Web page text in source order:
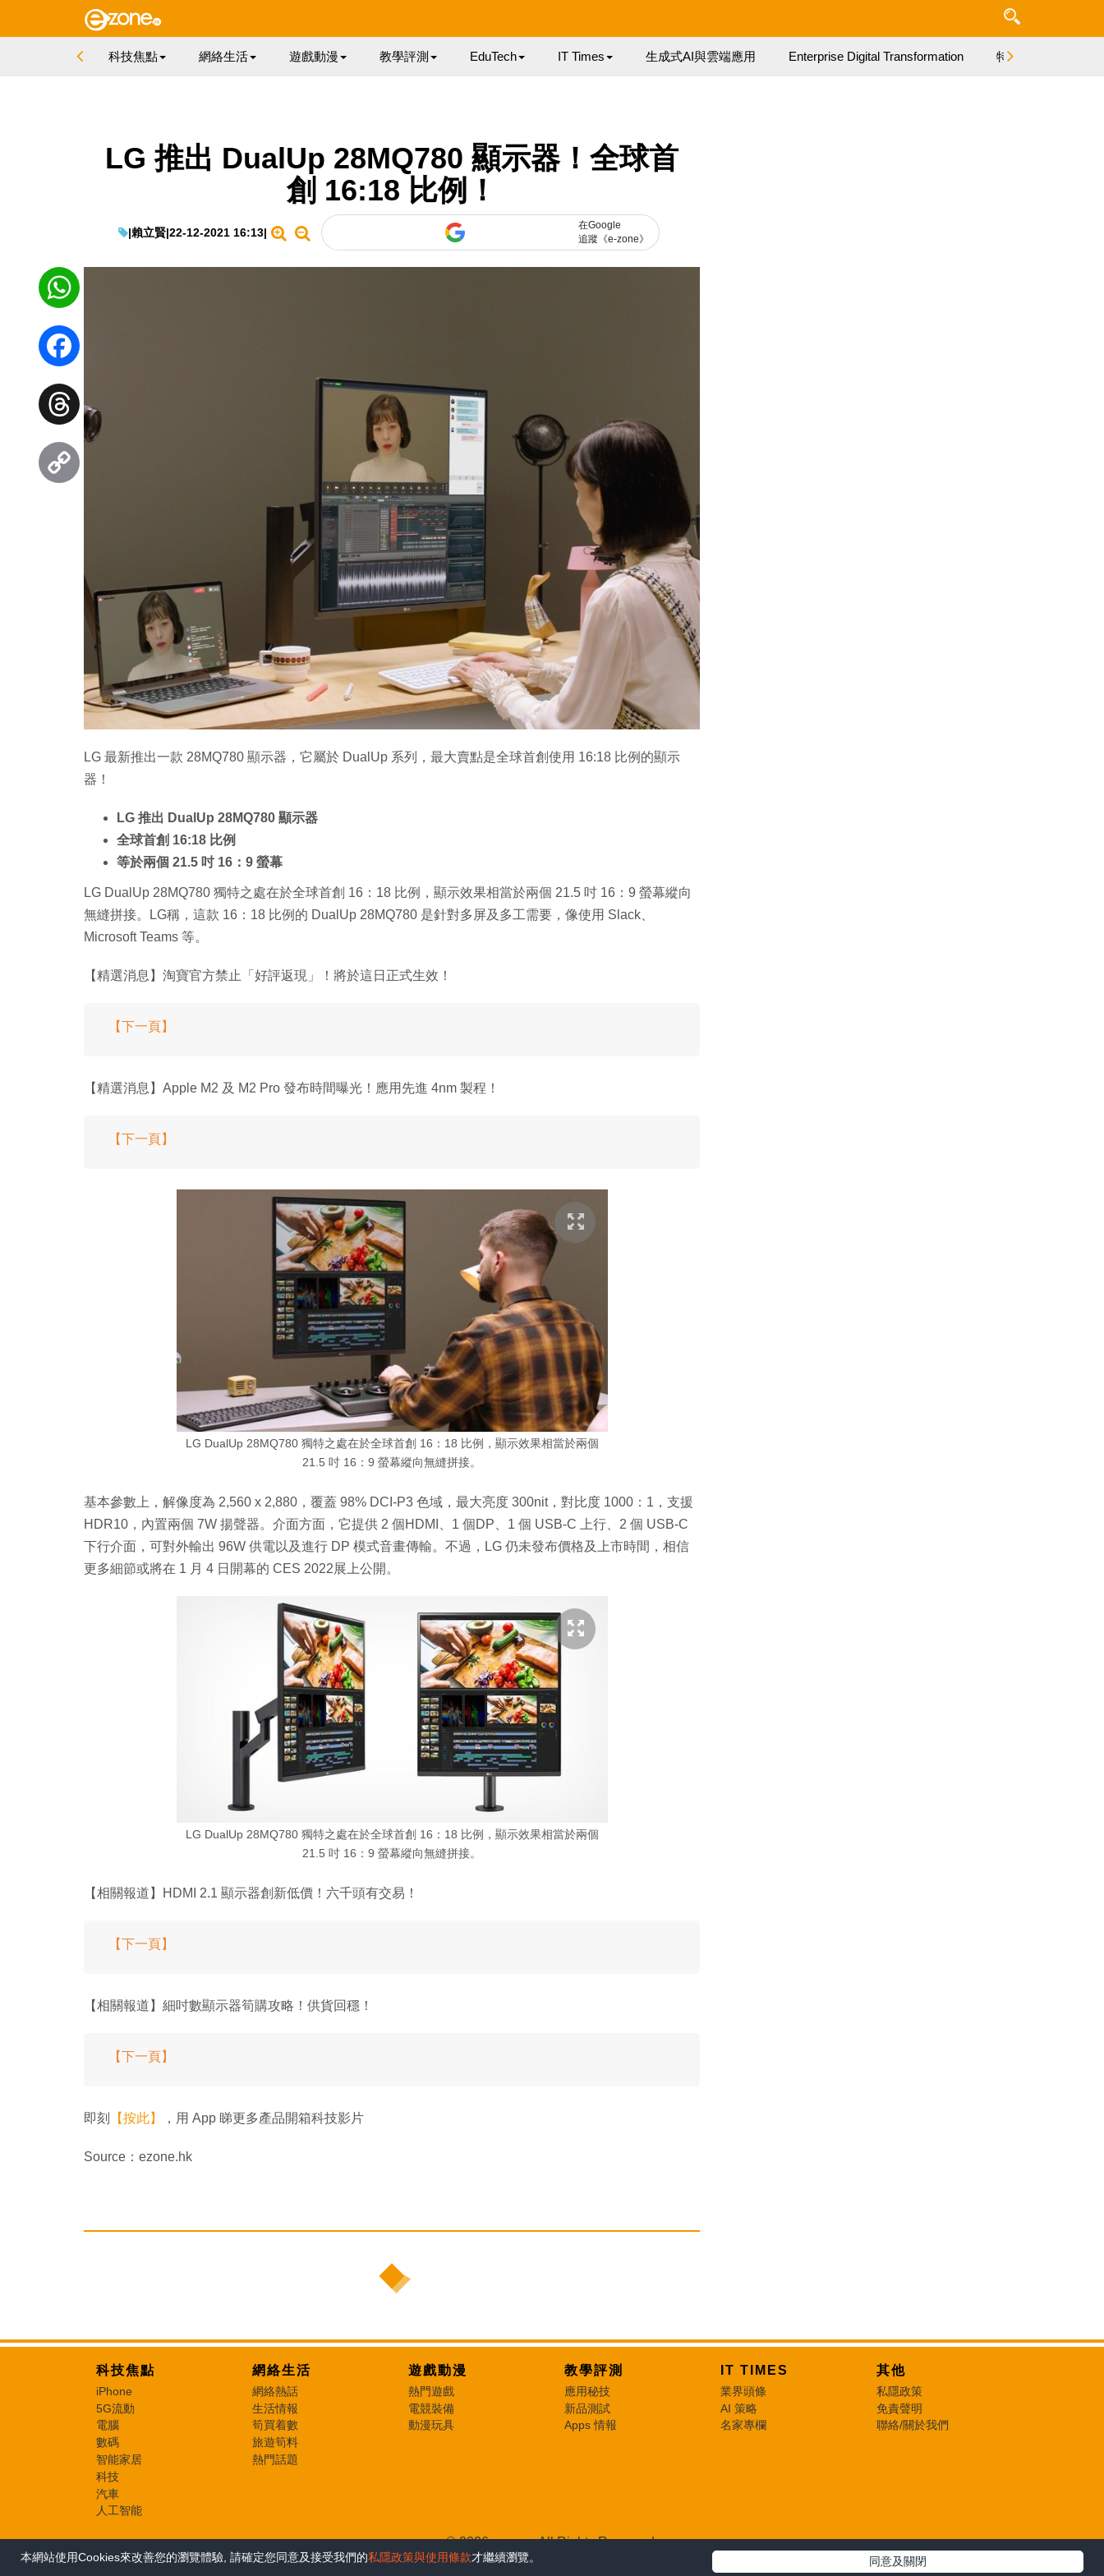
本網站使用Cookies來改善您的瀏覽體驗, 請確定您同意及接受我們的私隱政策與使用條款才繼續瀏覽。 同意及關閉
科技焦點 網絡生活 遊戲動漫 教學評測 EduTech IT Times 生成式AI與雲端應用 Enterprise Digital Transformation 特集
LG 推出 DualUp 28MQ780 顯示器！全球首
創 16:18 比例！
|賴立賢|22-12-2021 16:13|
在Google
追蹤《e-zone》
LG 最新推出一款 28MQ780 顯示器，它屬於 DualUp 系列，最大賣點是全球首創使用 16:18 比例的顯示
器！
LG 推出 DualUp 28MQ780 顯示器
全球首創 16:18 比例
等於兩個 21.5 吋 16：9 螢幕
LG DualUp 28MQ780 獨特之處在於全球首創 16：18 比例，顯示效果相當於兩個 21.5 吋 16：9 螢幕縱向
無縫拼接。LG稱，這款 16：18 比例的 DualUp 28MQ780 是針對多屏及多工需要，像使用 Slack、
Microsoft Teams 等。
【精選消息】淘寶官方禁止「好評返現」！將於這日正式生效！
【下一頁】
【精選消息】Apple M2 及 M2 Pro 發布時間曝光！應用先進 4nm 製程！
【下一頁】
LG DualUp 28MQ780 獨特之處在於全球首創 16：18 比例，顯示效果相當於兩個
21.5 吋 16：9 螢幕縱向無縫拼接。
基本參數上，解像度為 2,560 x 2,880，覆蓋 98% DCI-P3 色域，最大亮度 300nit，對比度 1000：1，支援
HDR10，內置兩個 7W 揚聲器。介面方面，它提供 2 個HDMI、1 個DP、1 個 USB-C 上行、2 個 USB-C
下行介面，可對外輸出 96W 供電以及進行 DP 模式音畫傳輸。不過，LG 仍未發布價格及上市時間，相信
更多細節或將在 1 月 4 日開幕的 CES 2022展上公開。
LG DualUp 28MQ780 獨特之處在於全球首創 16：18 比例，顯示效果相當於兩個
21.5 吋 16：9 螢幕縱向無縫拼接。
【相關報道】HDMI 2.1 顯示器創新低價！六千頭有交易！
【下一頁】
【相關報道】細吋數顯示器筍購攻略！供貨回穩！
【下一頁】
即刻 【按此】 ，用 App 睇更多產品開箱科技影片
Source：ezone.hk
WhatsApp
Facebook
Threads
科技焦點
iPhone
5G流動
電腦
數碼
智能家居
科技
汽車
人工智能
網絡生活
網絡熱話
生活情報
筍買着數
旅遊筍料
熱門話題
遊戲動漫
熱門遊戲
電競裝備
動漫玩具
教學評測
應用秘技
新品測試
Apps 情報
IT TIMES
業界頭條
AI 策略
名家專欄
其他
私隱政策
免責聲明
聯絡/關於我們
© 2026 e-zone. All Rights Reserved.